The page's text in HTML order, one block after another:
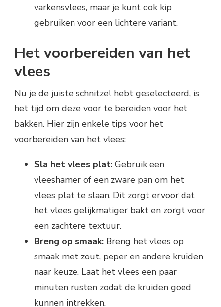
varkensvlees, maar je kunt ook kip
gebruiken voor een lichtere variant.
Het voorbereiden van het
vlees
Nu je de juiste schnitzel hebt geselecteerd, is
het tijd om deze voor te bereiden voor het
bakken. Hier zijn enkele tips voor het
voorbereiden van het vlees:
Sla het vlees plat: Gebruik een
vleeshamer of een zware pan om het
vlees plat te slaan. Dit zorgt ervoor dat
het vlees gelijkmatiger bakt en zorgt voor
een zachtere textuur.
Breng op smaak: Breng het vlees op
smaak met zout, peper en andere kruiden
naar keuze. Laat het vlees een paar
minuten rusten zodat de kruiden goed
kunnen intrekken.